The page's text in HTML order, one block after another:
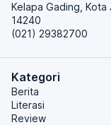
Kelapa Gading,
14240
(021) 29382700
Kategori
Berita
Literasi
Review